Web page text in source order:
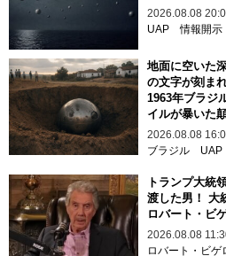
2026.08.08
UAP情報開示
地面に空いた
の文字が刻ま
1963年ブラジ
イルが暴いた
2026.08.08
ブラジル
UAP
トランプ大統
渡した男！ 大
ロバート・ビ
2026.08.08
ロバート・ビ